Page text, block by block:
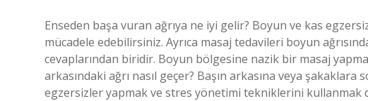
Enseden başa vuran ağrıya ne iyi gelir? Boyun ve kas
mücadele edebilirsiniz. Ayrıca masaj tedavileri boyun
cevaplarından biridir. Boyun bölgesine nazik bir masaj
arkasındaki ağrı nasıl geçer? Başın arkasına veya
egzersizler yapmak ve stres yönetimi tekniklerini kullanmak